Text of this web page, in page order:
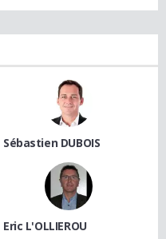
Sébastien DUBOIS
Eric L'OLLIEROU